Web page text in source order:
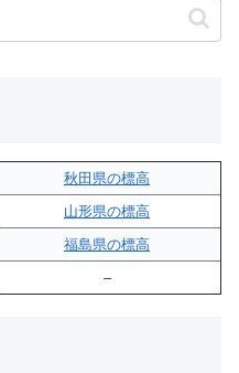
秋田県の標高
山形県の標高
福島県の標高
–